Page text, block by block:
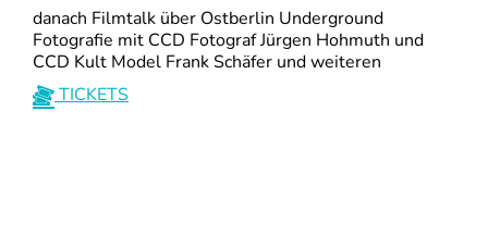
danach Filmtalk über Ostberlin Underground
Fotografie mit CCD Fotograf Jürgen Hohmuth und
CCD Kult Model Frank Schäfer und weiteren
TICKETS